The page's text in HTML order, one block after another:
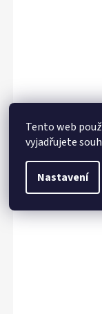
Tento web
vyjadřujete
Nastavení